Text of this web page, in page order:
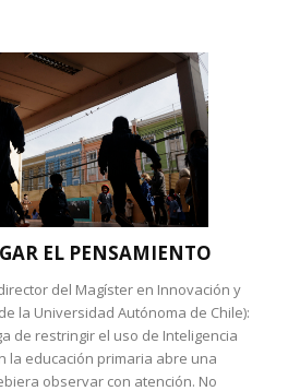
EL PENSAMIENTO
del Magíster en Innovación y
la Universidad Autónoma de Chile):
de restringir el uso de Inteligencia
la educación primaria abre una
observar con atención. No